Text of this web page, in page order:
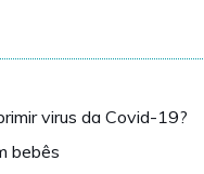
virus da Covid-19?
bebês